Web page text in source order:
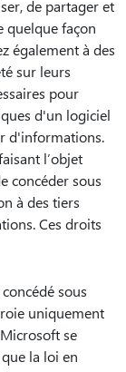
de partager et
quelque façon
également à des
sur leurs
pour
d'un logiciel
d'informations.
l’objet
concéder sous
à des tiers
Ces droits
sous
uniquement
se
la loi en